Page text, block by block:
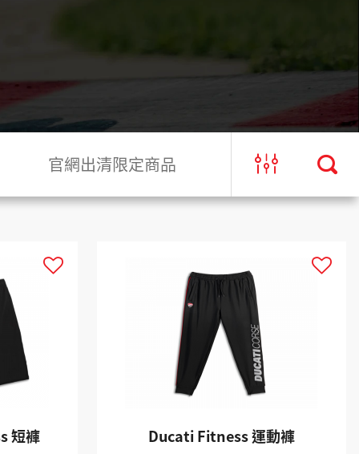
官網出清限定商品
短褲 Ducati Fitness 運動褲